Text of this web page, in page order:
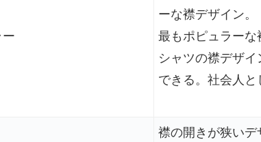
ーな襟デザイン。
最もポピュラーな
シャツの襟デザ
できる。社会人と
襟の開きが狭いデ